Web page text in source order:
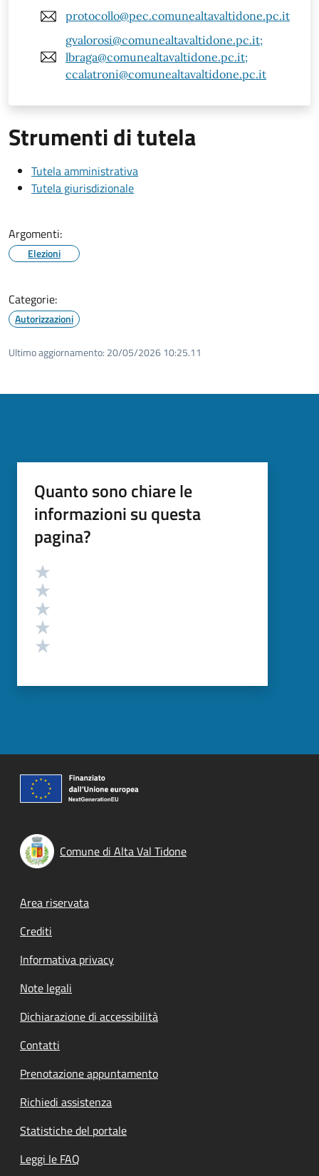
protocollo@pec.comunealtavaltidone.pc.it
gvalorosi@comunealtavaltidone.pc.it;
lbraga@comunealtavaltidone.pc.it;
ccalatroni@comunealtavaltidone.pc.it
Strumenti di tutela
Tutela amministrativa
Tutela giurisdizionale
Argomenti:
Elezioni
Categorie:
Autorizzazioni
Ultimo aggiornamento: 20/05/2026 10:25.11
Quanto sono chiare le
informazioni su questa
pagina?
Valutazione
Comune di Alta Val Tidone
Footer menu
Area riservata
Crediti
Informativa privacy
Note legali
Dichiarazione di accessibilità
Contatti
Prenotazione appuntamento
Richiedi assistenza
Statistiche del portale
Leggi le FAQ